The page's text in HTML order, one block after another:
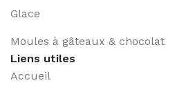
Glace
Moules à gâteaux & chocolat
Liens utiles
Accueil